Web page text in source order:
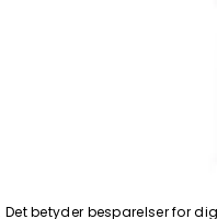
betyder besparelser for